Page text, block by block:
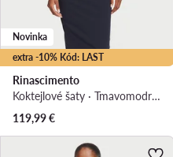
extra -10% Kód: LAST
Novinka
Rinascimento
Koktejlové šaty · Tmavomodrá · Midi
119,99€